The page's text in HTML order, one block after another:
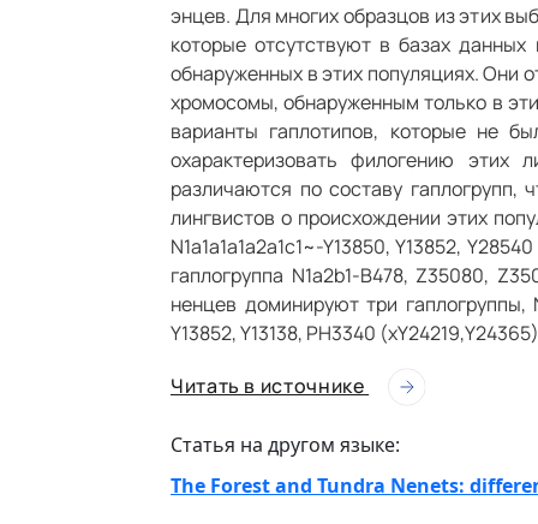
энцев. Для многих образцов из этих
которые отсутствуют в базах
обнаруженных в этих популяциях. Они
хромосомы, обнаруженным только в
варианты гаплотипов, которые не
охарактеризовать филогению
различаются по составу гаплогрупп,
лингвистов о происхождении этих
N1a1a1a1a2a1c1~-Y13850, Y13852,
гаплогруппа N1a2b1-B478, Z35080,
ненцев доминируют три гаплогруппы,
Y13852, Y13138, PH3340
Читать в источнике
Статья на другом языке:
The Forest and Tundra Nenets: